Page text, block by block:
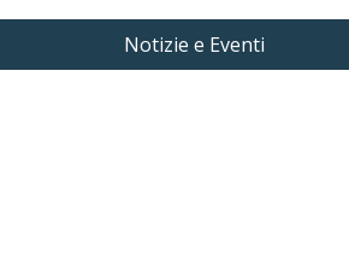
Notizie e Eventi